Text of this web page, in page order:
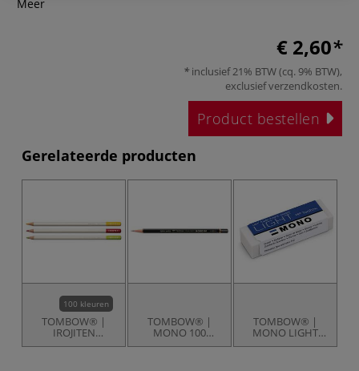
Meer
€ 2,60
inclusief 21% BTW (cq. 9% BTW),
exclusiefverzendkosten.
Product bestellen
Gerelateerde producten
100 kleuren
TOMBOW® |
IROJITEN
kleurpotlood —
TOMBOW® |
MONO 100
grafietpotlood
TOMBOW® |
MONO LIGHT
gum